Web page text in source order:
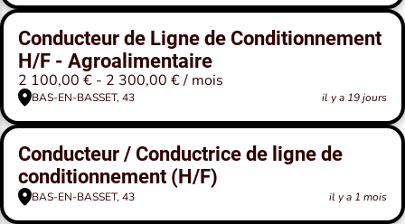
Conducteur de Ligne de Conditionnement
H/F - Agroalimentaire
2 100,00 € - 2 300,00 € / mois
BAS-EN-BASSET, 43 il y a 19 jours
Conducteur / Conductrice de ligne de
conditionnement (H/F)
BAS-EN-BASSET, 43 il y a 1 mois